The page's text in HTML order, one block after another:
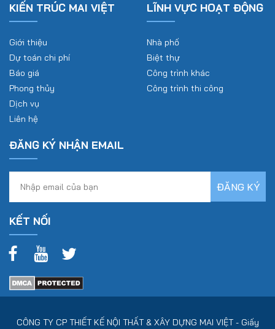
KIẾN TRÚC MAI VIỆT
Giới thiệu
Dự toán chi phí
Báo giá
Phong thủy
Dịch vụ
Liên hệ
LĨNH VỰC HOẠT ĐỘNG
Nhà phố
Biệt thự
Công trình khác
Công trình thi công
ĐĂNG KÝ NHẬN EMAIL
KẾT NỐI
CÔNG TY CP THIẾT KẾ NỘI THẤT & XÂY DỰNG MAI VIỆT - Giấy